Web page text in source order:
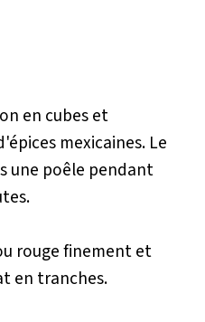
en cubes et
mexicaines. Le
une poêle pendant
rouge finement et
en tranches.